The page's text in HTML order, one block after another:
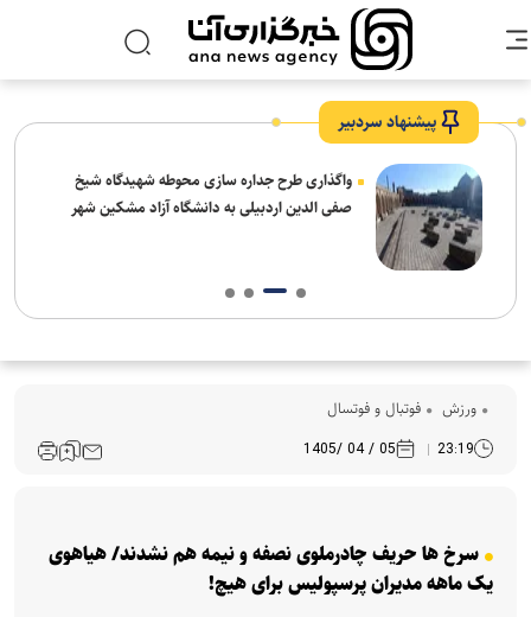
پیشنهاد سردبیر
واگذاری طرح جداره سازی محوطه شهیدگاه شیخ
صفی الدین اردبیلی به دانشگاه آزاد مشکین شهر
ورزش فوتبال و فوتسال
23:19
05 / 04 /1405
سرخ ها حریف چادرملوی نصفه و نیمه هم نشدند/ هیاهوی
یک ماهه مدیران پرسپولیس برای هیچ!